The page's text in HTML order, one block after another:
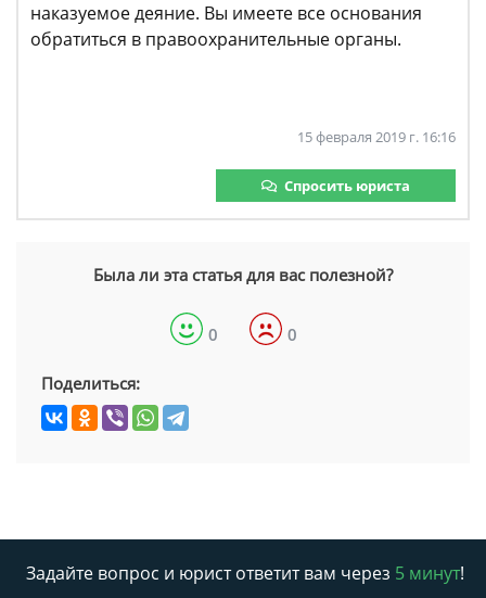
наказуемое деяние. Вы имеете все основания
обратиться в правоохранительные органы.
15 февраля 2019 г. 16:16
Спросить юриста
Была ли эта статья для вас полезной?
0 0
Поделиться:
Задайте вопрос и юрист ответит вам через 5 минут!